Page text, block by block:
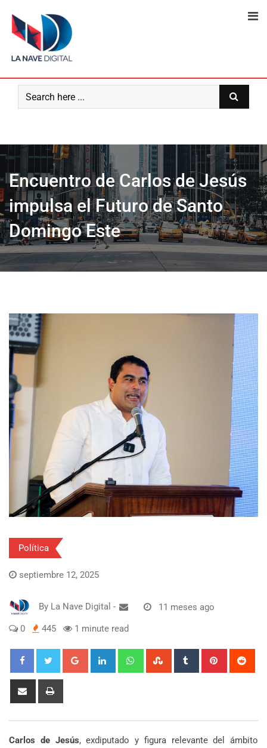
content
Encuentro de Carlos de Jesús
impulsa el Futuro de Santo
Domingo Este
Política
septiembre 12, 2025
By La Nave Digital - 11 meses ago
0 445 1 minute read
Google+ LinkedIn WhatsappStumbleUpon
Tumblr Pinterest
Share
Carlos de Jesús, exdiputado y figura relevante del ámbito